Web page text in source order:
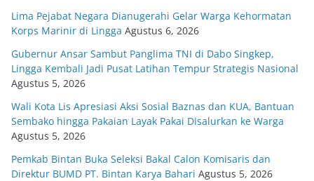
Lima Pejabat Negara Dianugerahi Gelar Warga Kehormatan
Korps Marinir di Lingga Agustus 6, 2026
Gubernur Ansar Sambut Panglima TNI di Dabo Singkep,
Lingga Kembali Jadi Pusat Latihan Tempur Strategis Nasional
Agustus 5, 2026
Wali Kota Lis Apresiasi Aksi Sosial Baznas dan KUA, Bantuan
Sembako hingga Pakaian Layak Pakai Disalurkan ke Warga
Agustus 5, 2026
Pemkab Bintan Buka Seleksi Bakal Calon Komisaris dan
Direktur BUMD PT. Bintan Karya Bahari Agustus 5, 2026